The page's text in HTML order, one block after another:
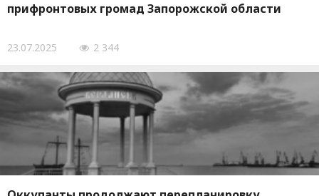
прифронтовых громад Запорожской области
23.07.2025 2 344